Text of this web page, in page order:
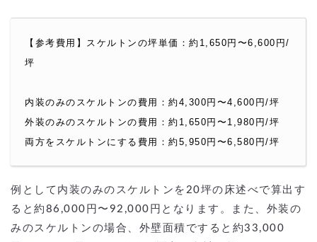
【参考費用】スケルトンの坪単価：約1,650円〜6,600円/
坪
内装のみのスケルトンの費用：約4,300円〜4,600円/坪
外装のみのスケルトンの費用：約1,650円〜1,980円/坪
両方をスケルトンにする費用：約5,950円〜6,580円/坪
例として内装のみのスケルトンを20坪の床述べで算出す
ると約86,000円〜92,000円となります。また、外装の
みのスケルトンの場合、外壁面積ですると約33,000